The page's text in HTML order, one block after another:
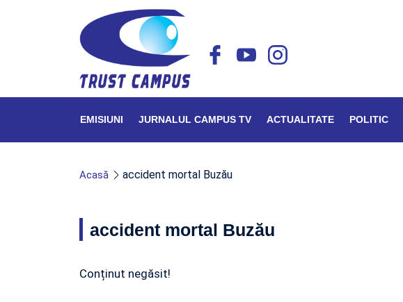
EMISIUNI JURNALUL CAMPUS TV ACTUALITATE POLITIC
Acasă accident mortal Buzău
accident mortal Buzău
Conținut negăsit!